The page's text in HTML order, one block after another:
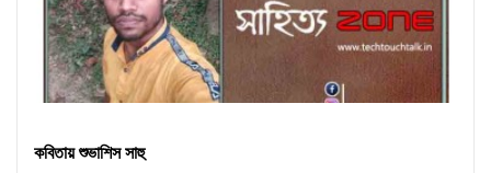
কবিতায় শুভাশিস সাহু